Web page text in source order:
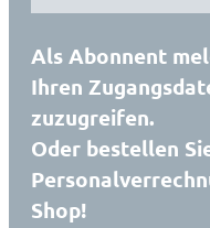
Als Abonnent
Ihren
zuzugreifen.
Oder bestellen
Shop!